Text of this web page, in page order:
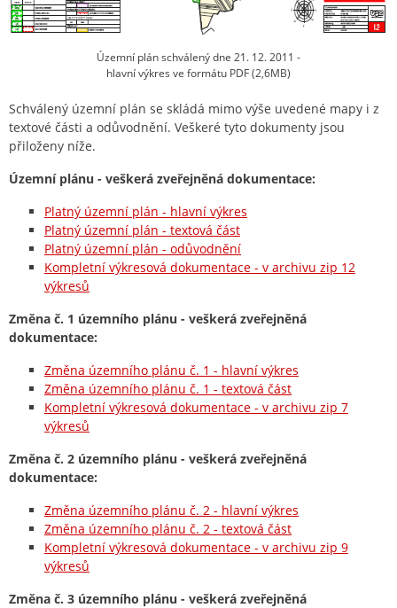
Územní plán schválený dne 21. 12. 2011 -
hlavní výkres ve formátu PDF (2,6MB)
Schválený územní plán se skládá mimo výše uvedené mapy i z
textové části a odůvodnění. Veškeré tyto dokumenty jsou
přiloženy níže.
Územní plánu - veškerá zveřejněná dokumentace:
Platný územní plán - hlavní výkres
Platný územní plán - textová část
Platný územní plán - odůvodnění
Kompletní výkresová dokumentace - v archivu zip 12
výkresů
Změna č. 1 územního plánu - veškerá zveřejněná
dokumentace:
Změna územního plánu č. 1 - hlavní výkres
Změna územního plánu č. 1 - textová část
Kompletní výkresová dokumentace - v archivu zip 7
výkresů
Změna č. 2 územního plánu - veškerá zveřejněná
dokumentace:
Změna územního plánu č. 2 - hlavní výkres
Změna územního plánu č. 2 - textová část
Kompletní výkresová dokumentace - v archivu zip 9
výkresů
Změna č. 3 územního plánu - veškerá zveřejněná